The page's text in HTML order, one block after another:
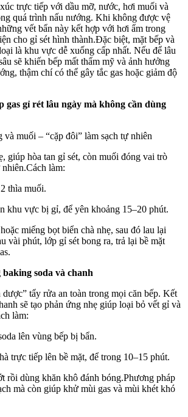
trực tiếp với dầu mỡ, nước, hơi muối và
quá trình nấu nướng. Khi không được vệ
vết bẩn này kết hợp với hơi ẩm trong
cho gỉ sét hình thành.Đặc biệt, mặt bếp và
là khu vực dễ xuống cấp nhất. Nếu để lâu
sẽ khiến bếp mất thẩm mỹ và ảnh hưởng
thậm chí có thể gây tắc gas hoặc giảm độ
gas gỉ rét lâu ngày mà không cần dùng
và muối – “cặp đôi” làm sạch tự nhiên
giúp hòa tan gỉ sét, còn muối đóng vai trò
làm:
thìa muối.
khu vực bị gỉ, để yên khoảng 15–20 phút.
miếng bọt biển chà nhẹ, sau đó lau lại
vài phút, lớp gỉ sét bong ra, trả lại bề mặt
soda và chanh
dược” tẩy rửa an toàn trong mọi căn bếp. Kết
sẽ tạo phản ứng nhẹ giúp loại bỏ vết gỉ và
làm:
lên vùng bếp bị bẩn.
trực tiếp lên bề mặt, để trong 10–15 phút.
rồi dùng khăn khô đánh bóng.Phương pháp
mà còn giúp khử mùi gas và mùi khét khó